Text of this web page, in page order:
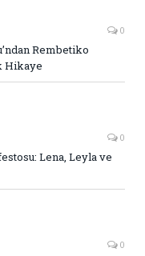
0
Rembetiko
Hikaye
0
Lena, Leyla ve
0